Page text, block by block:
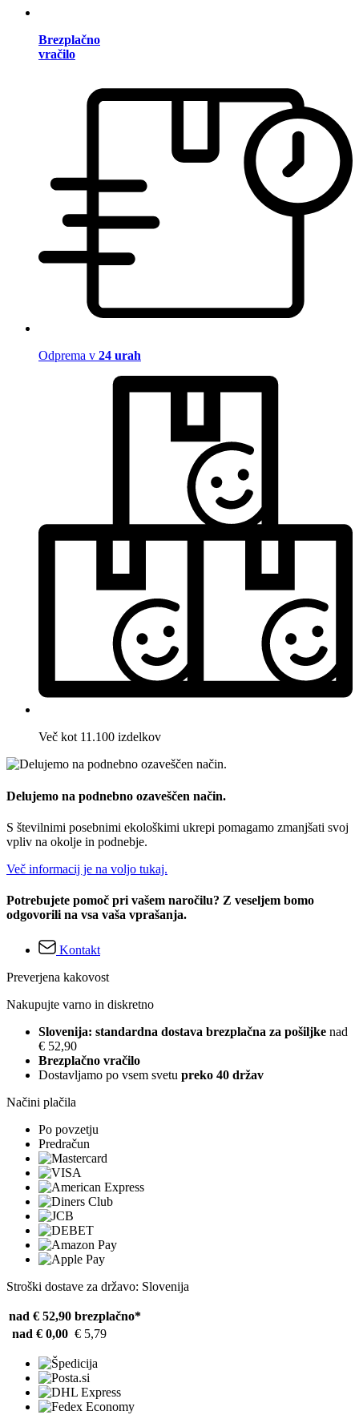
Brezplačno
vračilo
Odprema v 24 urah
Več kot 11.100 izdelkov
Delujemo na podnebno ozaveščen način.
S številnimi posebnimi ekološkimi ukrepi pomagamo zmanjšati svoj
vpliv na okolje in podnebje.
Več informacij je na voljo tukaj.
Potrebujete pomoč pri vašem naročilu? Z veseljem bomo
odgovorili na vsa vaša vprašanja.
Kontakt
Preverjena kakovost
Nakupujte varno in diskretno
Slovenija: standardna dostava brezplačna za pošiljke nad
€ 52,90
Brezplačno vračilo
Dostavljamo po vsem svetu preko 40 držav
Načini plačila
Po povzetju
Predračun
Stroški dostave za državo: Slovenija
nad € 52,90 brezplačno*
nad € 0,00 € 5,79